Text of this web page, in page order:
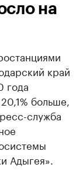
на
край
года
больше,
служба
Адыгея».